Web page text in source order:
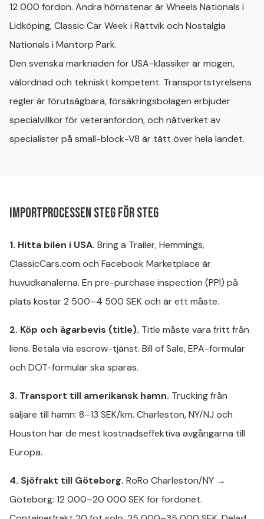
12 000 fordon. Andra hörnstenar är Wheels Nationals i
Lidköping, Classic Car Week i Rättvik och Nostalgia
Nationals i Mantorp Park.
Den svenska marknaden för USA-klassiker är mogen,
välordnad och tekniskt kompetent. Transportstyrelsens
regler är förutsägbara, försäkringsbolagen erbjuder
specialvillkor för veteranfordon, och nätverket av
specialister på small-block-V8 är tätt över hela landet.
Importprocessen steg för steg
1. Hitta bilen i USA. Bring a Trailer, Hemmings,
ClassicCars.com och Facebook Marketplace är
huvudkanalerna. En pre-purchase inspection (PPI) på
plats kostar 2 500–4 500 SEK och är ett måste.
2. Köp och ägarbevis (title). Title måste vara fritt från
liens. Betala via escrow-tjänst. Bill of Sale, EPA-formulär
och DOT-formulär ska sparas.
3. Transport till amerikansk hamn. Trucking från
säljare till hamn: 8–13 SEK/km. Charleston, NY/NJ och
Houston har de mest kostnadseffektiva avgångarna till
Europa.
4. Sjöfrakt till Göteborg. RoRo Charleston/NY →
Göteborg: 12 000–20 000 SEK för fordonet.